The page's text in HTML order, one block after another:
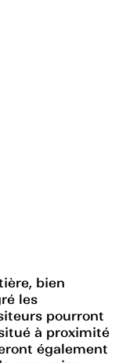
bien
les
pourront
à proximité
également